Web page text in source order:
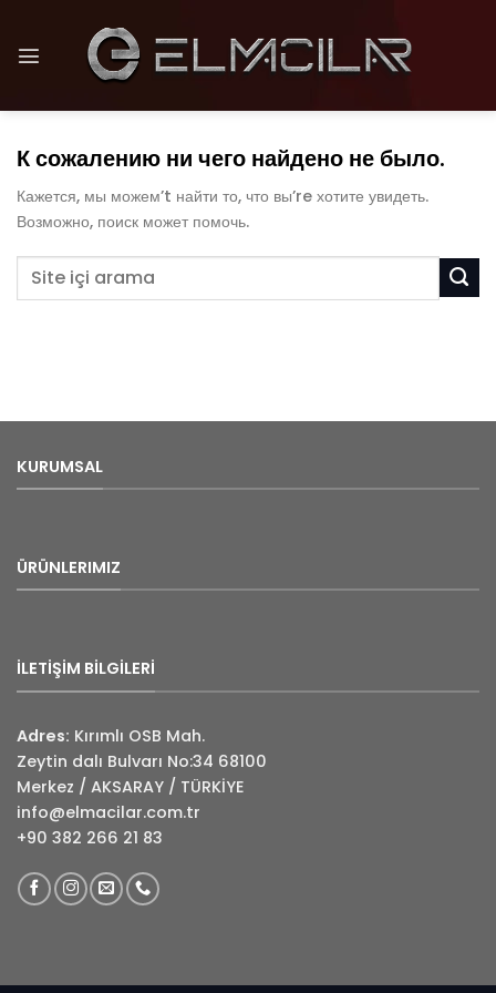
content
К сожалению ни чего найдено не было.
Кажется, мы можем’t найти то, что вы’re хотите увидеть.
Возможно, поиск может помочь.
KURUMSAL
ÜRÜNLERIMIZ
İLETİŞİM BİLGİLERİ
Adres: Kırımlı OSB Mah.
Zeytin dalı Bulvarı No:34 68100
Merkez / AKSARAY / TÜRKİYE
info@elmacilar.com.tr
+90 382 266 21 83